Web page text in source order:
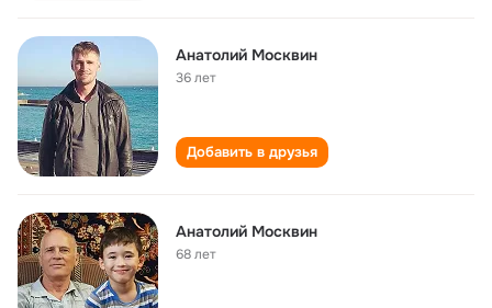
Анатолий Москвин
36 лет
Добавить в друзья
Анатолий Москвин
68 лет